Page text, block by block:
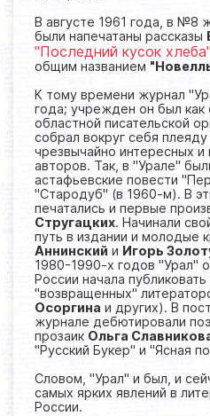
В августе 1961 года, в №8
были напечатаны рассказы
"Последний кусок хлеба"
общим названием
К тому времени журнал
года; учрежден он был как
областной писательской
собрал вокруг себя
чрезвычайно интересных
авторов. Так, в "Урале"
астафьевские повести
"Стародуб" (в 1960-м). В
печатались и первые
Стругацких. Начинали
путь в издании и молодые
Аннинский и Игорь
1980-1990-х годов "Урал"
России начала
"возвращенных"
Осоргина и других). В
журнале дебютировали
прозаик Ольга
"Русский Букер" и "Ясная
Словом, "Урал" и был, и
самых ярких явлений в
России.